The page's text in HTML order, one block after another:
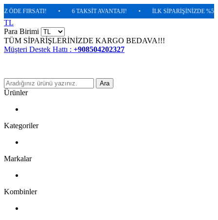
FIRSATI! • 6 TAKSİT AVANTAJI! • İLK SİPARİŞİNİZDE %5
TL
Para Birimi
TÜM SİPARİŞLERİNİZDE KARGO BEDAVA!!!
Müşteri Destek Hattı : +908504202327
Ara
Ürünler
Kategoriler
Markalar
Kombinler